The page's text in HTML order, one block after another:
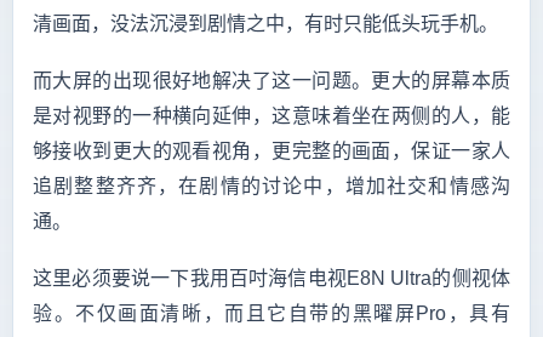
清画面，没法沉浸到剧情之中，有时只能低头玩手机。
而大屏的出现很好地解决了这一问题。更大的屏幕本质
是对视野的一种横向延伸，这意味着坐在两侧的人，能
够接收到更大的观看视角，更完整的画面，保证一家人
追剧整整齐齐，在剧情的讨论中，增加社交和情感沟
通。
这里必须要说一下我用百吋海信电视E8N Ultra的侧视体
验。不仅画面清晰，而且它自带的黑曜屏Pro，具有